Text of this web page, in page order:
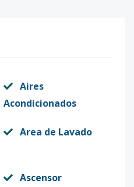
Aires
Acondicionados
Area de Lavado
Ascensor